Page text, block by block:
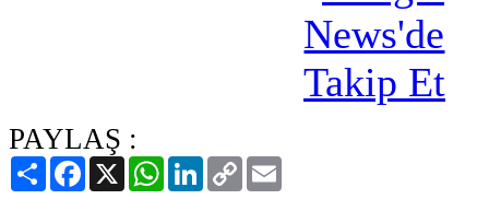
PAYLAŞ :
PaylaşFacebook
X WhatsAppLinkedIn
Copy
Link